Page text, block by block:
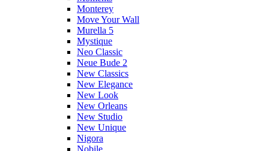
Monterey
Move Your Wall
Murella 5
Mystique
Neo Classic
Neue Bude 2
New Classics
New Elegance
New Look
New Orleans
New Studio
New Unique
Nigora
Nobile